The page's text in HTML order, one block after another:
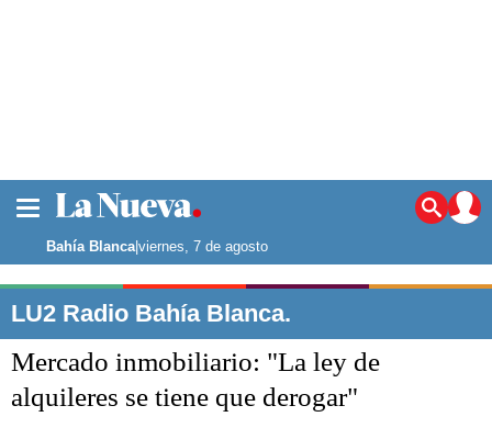
Noticias
La ciudad
Punta Alta
El país
El mundo
Seguridad
Opinión
Bahía Blanca|viernes, 7 de agosto
LU2 Radio Bahía Blanca.
Mercado inmobiliario: "La ley de
alquileres se tiene que derogar"